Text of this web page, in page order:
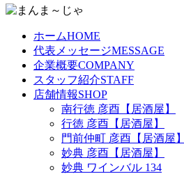
ホームHOME
代表メッセージMESSAGE
企業概要COMPANY
スタッフ紹介STAFF
店舗情報SHOP
南行徳 彦酉【居酒屋】
行徳 彦酉【居酒屋】
門前仲町 彦酉【居酒屋】
妙典 彦酉【居酒屋】
妙典 ワインバル 134